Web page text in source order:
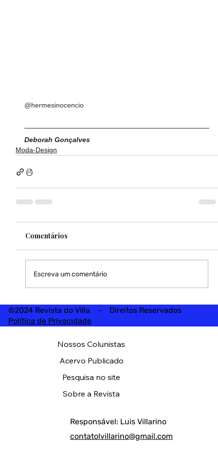
@hermesinocencio
Deborah Gonçalves
Moda-Design
Comentários
Escreva um comentário
©2024 Revista do Villa - Direitos Reservados
Política de Privacidade
Responsável: Luis Villarino
contatolvillarino@gmail.com
Nossos Colunistas
Acervo Publicado
Pesquisa no site
Sobre a Revista